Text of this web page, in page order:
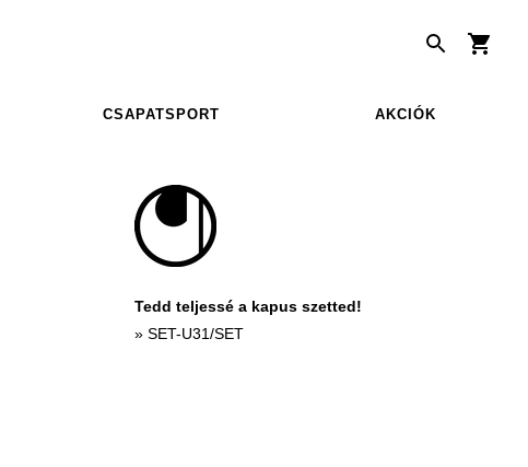
CSAPATSPORT AKCIÓK
Tedd teljessé a kapus szetted!
» SET-U31/SET